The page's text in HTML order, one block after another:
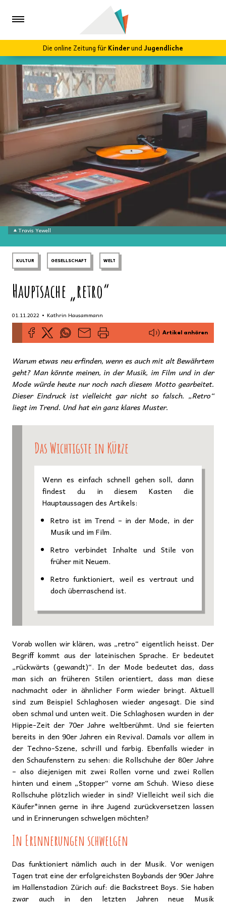
Die online Zeitung fürKinderundJugendliche
Travis Yewell
KULTUR GESELLSCHAFT WELT
Hauptsache „retro“
01.11.2022 • Kathrin Hausammann
Artikel anhören
Warum etwas neu erfinden, wenn es auch mit alt Bewährtem
geht? Man könnte meinen, in der Musik, im Film und in der
Mode würde heute nur noch nach diesem Motto gearbeitet.
Dieser Eindruck ist vielleicht gar nicht so falsch. „Retro“
liegt im Trend. Und hat ein ganz klares Muster.
Das Wichtigste in Kürze
Wenn es einfach schnell gehen soll, dann
findest du in diesem Kasten die
Hauptaussagen des Artikels:
Retro ist im Trend – in der Mode, in der
Musik und im Film.
Retro verbindet Inhalte und Stile von
früher mit Neuem.
Retro funktioniert, weil es vertraut und
doch überraschend ist.
Vorab wollen wir klären, was „retro“ eigentlich heisst. Der
Begriff kommt aus der lateinischen Sprache. Er bedeutet
„rückwärts (gewandt)“. In der Mode bedeutet das, dass
man sich an früheren Stilen orientiert, dass man diese
nachmacht oder in ähnlicher Form wieder bringt. Aktuell
sind zum Beispiel Schlaghosen wieder angesagt. Die sind
oben schmal und unten weit. Die Schlaghosen wurden in der
Hippie-Zeit der 70er Jahre weltberühmt. Und sie feierten
bereits in den 90er Jahren ein Revival. Damals vor allem in
der Techno-Szene, schrill und farbig. Ebenfalls wieder in
den Schaufenstern zu sehen: die Rollschuhe der 80er Jahre
– also diejenigen mit zwei Rollen vorne und zwei Rollen
hinten und einem „Stopper“ vorne am Schuh. Wieso diese
Rollschuhe plötzlich wieder in sind? Vielleicht weil sich die
Käufer*innen gerne in ihre Jugend zurückversetzen lassen
und in Erinnerungen schwelgen möchten?
In Erinnerungen schwelgen
Das funktioniert nämlich auch in der Musik. Vor wenigen
Tagen trat eine der erfolgreichsten Boybands der 90er Jahre
im Hallenstadion Zürich auf: die Backstreet Boys. Sie haben
zwar auch in den letzten Jahren neue Musik